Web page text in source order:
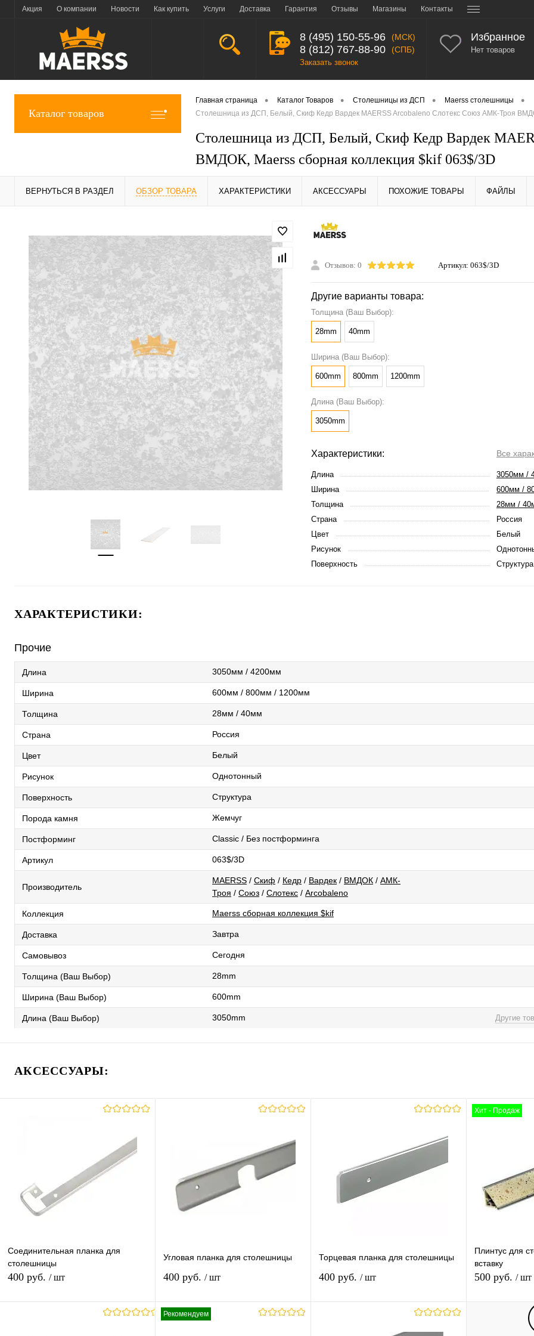
Акция О компании Новости Как купить Услуги Доставка Гарантия Отзывы Магазины Контакты
8 (495) 150-55-96 (МСК)
8 (812) 767-88-90 (СПБ)
Заказать звонок
Избранное
Нет товаров
Каталог товаров
Главная страница • Каталог Товаров • Столешницы из ДСП • Maerss столешницы •
Столешница из ДСП, Белый, Скиф Кедр Вардек MAERSS Arcobaleno Слотекс Союз АМК-Троя
Столешница из ДСП, Белый, Скиф Кедр Вардек
ВМДОК, Maerss сборная коллекция $kif 063$/3D
ВЕРНУТЬСЯ В РАЗДЕЛ ОБЗОР ТОВАРА ХАРАКТЕРИСТИКИ АКСЕССУАРЫ ПОХОЖИЕ ТОВАРЫ ФАЙЛЫ
Отзывов: 0 Артикул: 063$/3D
Другие варианты товара:
Толщина (Ваш Выбор):
28mm 40mm
Ширина (Ваш Выбор):
600mm 800mm 1200mm
Длина (Ваш Выбор):
3050mm
Характеристики: Все
Длина
3050мм /
Ширина
600мм /
Толщина
28мм /
Страна
Россия
Цвет
Белый
Рисунок
Поверхность
Структура
ХАРАКТЕРИСТИКИ:
Прочие
Длина 3050мм / 4200мм
Ширина 600мм / 800мм / 1200мм
Толщина 28мм / 40мм
Страна Россия
Цвет Белый
Рисунок Однотонный
Поверхность Структура
Порода камня Жемчуг
Постформинг Classic / Без постформинга
Артикул 063$/3D
Производитель
MAERSS / Скиф / Кедр / Вардек / ВМДОК / АМК-
Троя / Союз / Слотекс / Arcobaleno
Коллекция Maerss сборная коллекция $kif
Доставка Завтра
Самовывоз Сегодня
Толщина (Ваш Выбор) 28mm
Ширина (Ваш Выбор) 600mm
Длина (Ваш Выбор) 3050mm Другие
АКСЕССУАРЫ:
Соединительная планка для
столешницы
400 руб. / шт
Угловая планка для столешницы
400 руб. / шт
Торцевая планка для столешницы
400 руб. / шт
Хит - Продаж
Плинтус для
вставку
500 руб. / шт
Рекомендуем